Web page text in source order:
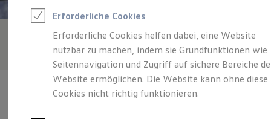
Leasing
Leasing-Angebote
Gebrauchtwagen Leasing
Junge Gebrauchtwagen-Leasing
Elektroauto Leasing
Kleinwagen-Leasing
Leasing ohne Anzahlung
Finanzierung
Erforderliche Cookies
Erforderliche Cookies helfen dabei, eine Website
nutzbar zu machen, indem sie Grundfunktionen wie
Seitennavigation und Zugriff auf sichere Bereiche
Website ermöglichen. Die Website kann ohne diese
Cookies nicht richtig funktionieren.